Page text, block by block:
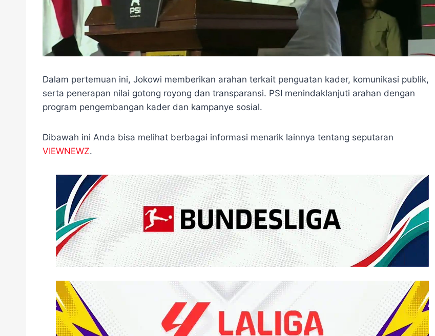
Dalam pertemuan ini, Jokowi memberikan arahan terkait penguatan kader, komunikasi publik,
serta penerapan nilai gotong royong dan transparansi. PSI menindaklanjuti arahan dengan
program pengembangan kader dan kampanye sosial.
Dibawah ini Anda bisa melihat berbagai informasi menarik lainnya tentang seputaran
VIEWNEWZ.